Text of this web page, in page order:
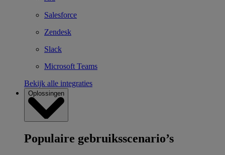
Salesforce
Zendesk
Slack
Microsoft Teams
Bekijk alle integraties
Oplossingen
Populaire gebruiksscenario’s